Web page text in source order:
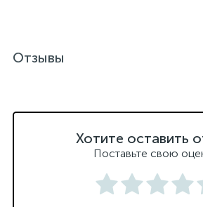
Отзывы
Хотите оставить
Поставьте свою